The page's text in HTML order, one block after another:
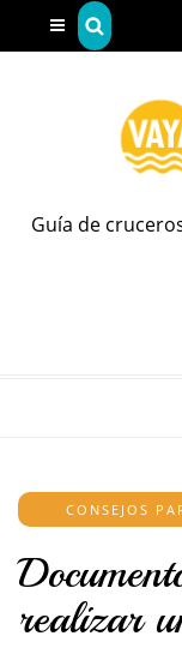
Guía de
CONSEJOS
realizar